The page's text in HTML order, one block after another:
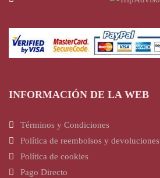
INFORMACIÓN DE LA WEB
Términos y Condiciones
Política de reembolsos y devoluciones
Política de cookies
Pago Directo